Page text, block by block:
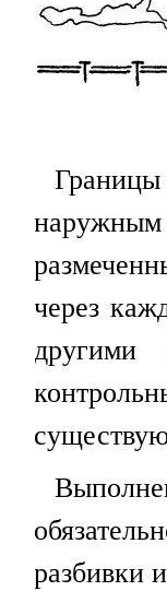
наружным
через
другими
разбивки